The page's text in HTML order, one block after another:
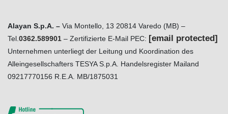
Alayan S.p.A. – Via Montello, 13 20814 Varedo (MB) –
Tel.0362.589901 – Zertifizierte E-Mail PEC: [email protected]
Unternehmen unterliegt der Leitung und Koordination des
Alleingesellschafters TESYA S.p.A. Handelsregister Mailand
09217770156 R.E.A. MB/1875031